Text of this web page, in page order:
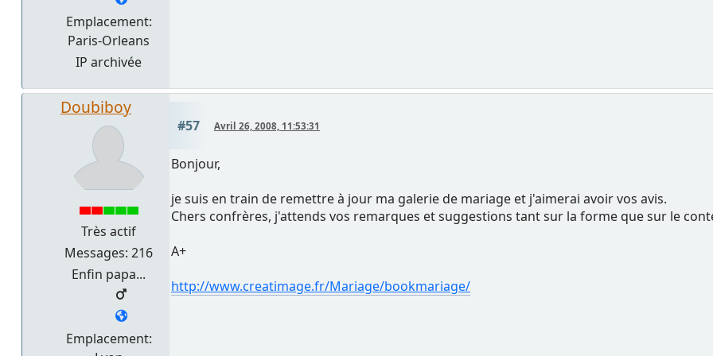
Emplacement:
Paris-Orleans
IP archivée
Doubiboy
Très actif
Messages: 216
Enfin papa...
Emplacement:
#57 Avril 26, 2008, 11:53:31
Bonjour,
je suis en train de remettre à jour ma galerie de mariage et j'aimerai avoir vos avis.
Chers confrères, j'attends vos remarques et suggestions tant sur la forme que sur le
A+
http://www.creatimage.fr/Mariage/bookmariage/